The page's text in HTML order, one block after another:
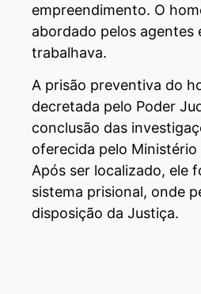
empreendimento. O
abordado pelos agentes
trabalhava.
A prisão preventiva do
decretada pelo Poder
conclusão das
oferecida pelo Ministério
Após ser localizado, ele
sistema prisional, onde
disposição da Justiça.